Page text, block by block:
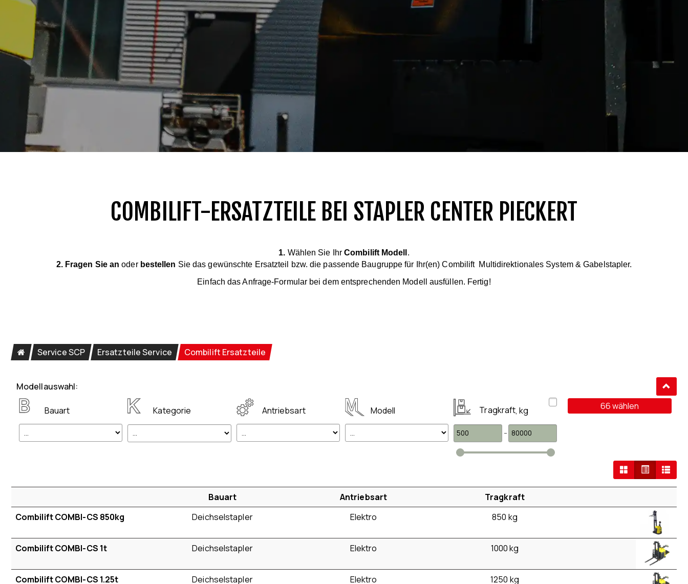
COMBILIFT-ERSATZTEILE BEI STAPLER CENTER PIECKERT
1. Wählen Sie IhrCombilift Modell .
2. Fragen Sie anoder bestellen Sie das gewünschte Ersatzteil bzw. die passende Baugruppe für Ihr(en) Combilift Multidirektionales System & Gabelstapler.
Einfach das Anfrage-Formular bei dem entsprechenden Modell ausfüllen. Fertig!
Service SCP Ersatzteile Service Combilift Ersatzteile
Modellauswahl:
Bauart Kategorie Antriebsart Modell Tragkraft,kg
-
66wählen
Bauart Antriebsart
Tragkraft
Combilift COMBI-CS 850kg
Deichselstapler Elektro 850 kg
Combilift COMBI-CS 1t Deichselstapler Elektro 1000 kg
Combilift COMBI-CS 1.25t Deichselstapler Elektro 1250 kg